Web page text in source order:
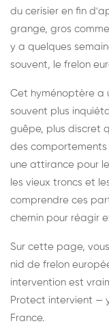
du cerisier en fin
grange, gros
y a quelques
souvent, le frelon
Cet hyménoptère a
souvent plus
guêpe, plus discret
des comportements
une attirance pour
les vieux troncs et
comprendre ces
chemin pour réagir
Sur cette page,
nid de frelon
intervention est
Protect intervient —
France.